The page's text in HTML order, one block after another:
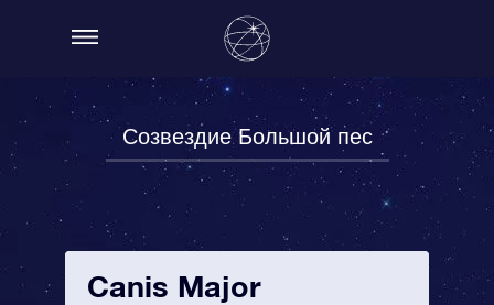
Созвездие Большой пес
Canis Major